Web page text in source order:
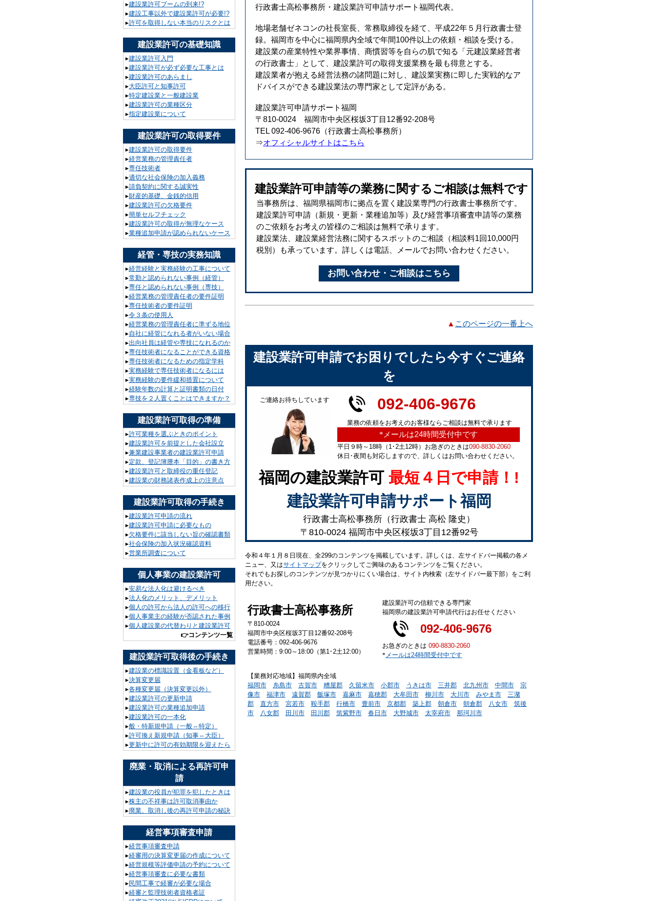
行政書士高松事務所・建設業許可申請サポート福岡代表。
地場老舗ゼネコンの社長室長、常務取締役を経て、平成22年５月行政書士登
録。福岡市を中心に福岡県内全域で年間100件以上の依頼・相談を受ける。
建設業の産業特性や業界事情、商慣習等を自らの肌で知る「元建設業経営者
の行政書士」として、建設業許可の取得支援業務を最も得意とする。
建設業者が抱える経営法務の諸問題に対し、建設業実務に即した実戦的なア
ドバイスができる建設業法の専門家として定評がある。
建設業許可申請サポート福岡
〒810-0024 福岡市中央区桜坂3丁目12番92-208号
TEL 092-406-9676（行政書士高松事務所）
⇒オフィシャルサイトはこちら
建設業許可申請等の業務に関するご相談は無料です
当事務所は、福岡県福岡市に拠点を置く建設業専門の行政書士事務所です。
建設業許可申請（新規・更新・業種追加等）及び経営事項審査申請等の業務
のご依頼をお考えの皆様のご相談は無料で承ります。
建設業法、建設業経営法務に関するスポットのご相談（相談料1回10,000円
税別）も承っています。詳しくは電話、メールでお問い合わせください。
お問い合わせ・ご相談はこちら
▲ このページの一番上へ
建設業許可申請でお困りでしたら今すぐご連絡
を
ご連絡お待ちしています 092-406-9676
業務の依頼をお考えのお客様ならご相談は無料で承ります
* メールは24時間受付中です
平日９時～18時（1･2土12時）お急ぎのときは090-8830-2060
休日･夜間も対応しますので、詳しくはお問い合わせください。
福岡の建設業許可 最短４日で申請！!
建設業許可申請サポート福岡
行政書士高松事務所（行政書士 高松 隆史）
〒810-0024 福岡市中央区桜坂3丁目12番92号
令和４年１月８日現在、全299のコンテンツを掲載しています。詳しくは、左サイドバー掲載の各メ
ニュー、又はサイトマップをクリックしてご興味のあるコンテンツをご覧ください。
それでもお探しのコンテンツが見つかりにくい場合は、サイト内検索（左サイドバー最下部）をご利
用ださい。
行政書士高松事務所
〒810-0024
福岡市中央区桜坂3丁目12番92-208号
電話番号：092-406-9676
営業時間：9:00～18:00（第1･2土12:00）
建設業許可の信頼できる専門家
福岡県の建設業許可申請代行はお任せください
092-406-9676
お急ぎのときは 090-8830-2060
* メールは24時間受付中です
【業務対応地域】福岡県内全域
福岡市
糸島市 古賀市 糟屋郡 久留米市 小郡市 うきは市 三井郡 北九州市 中間市
宗
像市
福津市 遠賀郡 飯塚市 嘉麻市 嘉穂郡 大牟田市 柳川市 大川市 みやま市
三潴
郡
直方市 宮若市 鞍手郡 行橋市 豊前市 京都郡 築上郡 朝倉市 朝倉郡 八女市
筑後
市
八女郡 田川市 田川郡 筑紫野市 春日市 大野城市 太宰府市 那珂川市
▸建設業許可ブームの到来!?
▸建設工事以外で建設業許可が必要!?
▸許可を取得しない本当のリスクとは
建設業許可の基礎知識
▸建設業許可入門
▸建設業許可が必ず必要な工事とは
▸建設業許可のあらまし
▸大臣許可と知事許可
▸特定建設業と一般建設業
▸建設業許可の業種区分
▸指定建設業について
建設業許可の取得要件
▸建設業許可の取得要件
▸経営業務の管理責任者
▸専任技術者
▸適切な社会保険の加入義務
▸請負契約に関する誠実性
▸財産的基礎、金銭的信用
▸建設業許可の欠格要件
▸簡単セルフチェック
▸建設業許可の取得が無理なケース
▸業種追加申請が認められないケース
経管・専技の実務知識
▸経営経験と実務経験の工事について
▸常勤と認められない事例（経管）
▸専任と認められない事例（専技）
▸経営業務の管理責任者の要件証明
▸専任技術者の要件証明
▸令３条の使用人
▸経営業務の管理責任者に準ずる地位
▸自社に経管になれる者がいない場合
▸出向社員は経管や専技になれるのか
▸専任技術者になることができる資格
▸専任技術者になるための指定学科
▸実務経験で専任技術者になるには
▸実務経験の要件緩和措置について
▸経験年数の計算と証明書類の日付
▸専技を２人置くことはできますか？
建設業許可取得の準備
▸許可業種を選ぶときのポイント
▸建設業許可を前提とした会社設立
▸兼業建設事業者の建設業許可申請
▸定款、登記簿謄本「目的」の書き方
▸建設業許可と取締役の重任登記
▸建設業の財務諸表作成上の注意点
建設業許可取得の手続き
▸建設業許可申請の流れ
▸建設業許可申請に必要なもの
▸欠格要件に該当しない旨の確認書類
▸社会保険の加入状況確認資料
▸営業所調査について
個人事業の建設業許可
▸安易な法人化は避けるべき
▸法人化のメリット、デメリット
▸個人の許可から法人の許可への移行
▸個人事業主の経験が否認された事例
▸個人建設業の代替わりと建設業許可
👉コンテンツ一覧
建設業許可取得後の手続き
▸建設業の標識設置（金看板など）
▸決算変更届
▸各種変更届（決算変更以外）
▸建設業許可の更新申請
▸建設業許可の業種追加申請
▸建設業許可の一本化
▸般・特新規申請（一般⇔特定）
▸許可換え新規申請（知事⇔大臣）
▸更新中に許可の有効期限を迎えたら
廃業・取消による再許可申
請
▸建設業の役員が犯罪を犯したときは
▸株主の不祥事は許可取消事由か
▸廃業、取消し後の再許可申請の秘訣
経営事項審査申請
▸経営事項審査申請
▸経審用の決算変更届の作成について
▸経営規模等評価申請の予約について
▸経営事項審査に必要な書類
▸民間工事で経審が必要な場合
▸経審と監理技術者資格者証